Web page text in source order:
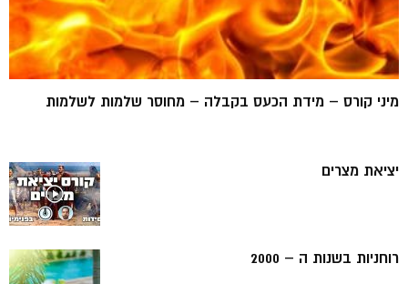
מיני קורס – מידת הכעס בקבלה – מחוסר שלמות לשלמות
יציאת מצרים
רוחניות בשנות ה – 2000